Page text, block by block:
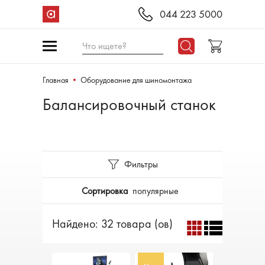
044 223 5000
Что ищете?
Главная Оборудование для шиномонтажа
Балансировочный станок
Фильтры
Сортировка популярные
Найдено: 32 товара (ов)